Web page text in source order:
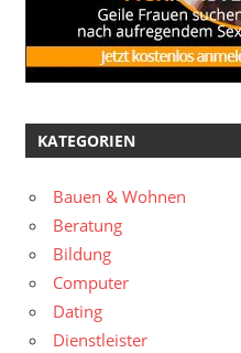
KATEGORIEN
Bauen & Wohnen
Beratung
Bildung
Computer
Dating
Dienstleister